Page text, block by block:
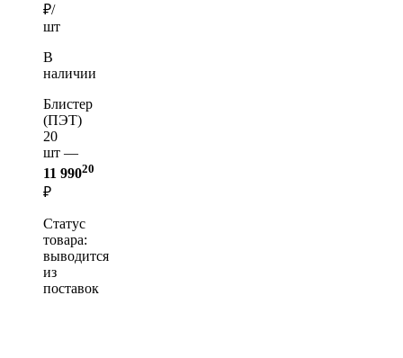
₽/
шт
В
наличии
Блистер
(ПЭТ)
20
шт —
11 99020
₽
Статус
товара:
выводится
из
поставок